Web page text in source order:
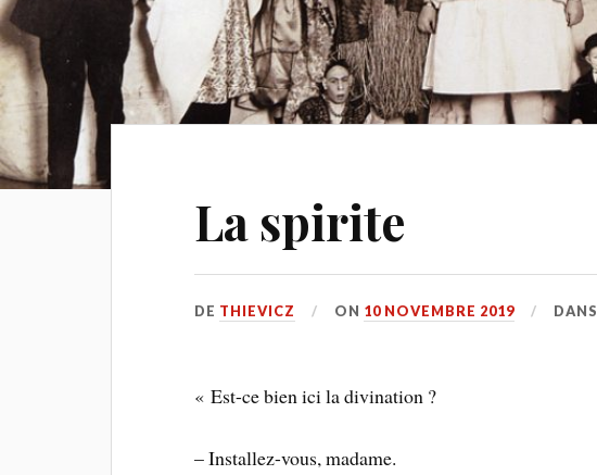
La spirite
DE THIEVICZ ON 10 NOVEMBRE 2019 DANS
« Est-ce bien ici la divination ?
– Installez-vous, madame.